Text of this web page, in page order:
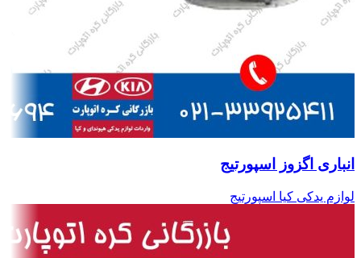
انباری اگزوز اسپورتیج
لوازم یدکی کیا اسپورتیج